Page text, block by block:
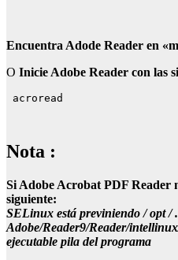
Encuentra Adode Reader en
O Inicie Adobe Reader con las
acroread
Nota :
Si Adobe Acrobat PDF Reader
siguiente:
SELinux está previniendo/ opt / .
Adobe/Reader9/Reader/
ejecutable pila del programa